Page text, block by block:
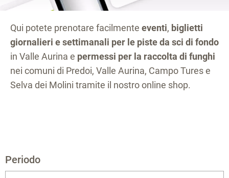
Qui potete prenotare facilmente eventi, biglietti
giornalieri e settimanali per le piste da sci di fondo
in Valle Aurina e permessi per la raccolta di funghi
nei comuni di Predoi, Valle Aurina, Campo Tures e
Selva dei Molini tramite il nostro online shop.
Periodo